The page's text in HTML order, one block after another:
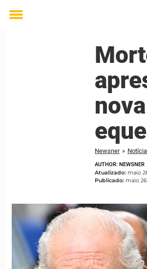
Toggle
Newsner » Notícia
AUTHOR: NEWSNER
Atualizado: maio
Publicado: maio